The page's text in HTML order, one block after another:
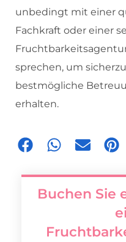
unbedingt mit einer
Fachkraft oder einer
sprechen, um
bestmögliche
erhalten.
Buchen Sie